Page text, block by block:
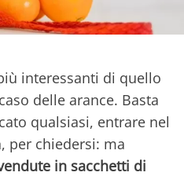
interessanti di quello
delle arance. Basta
qualsiasi, entrare nel
per chiedersi: ma
in sacchetti di